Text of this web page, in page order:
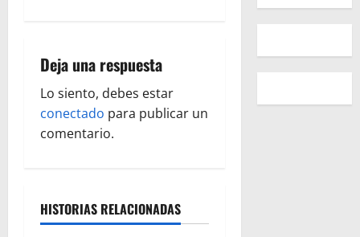
i
ó
n
d
e
Deja una respuesta
Lo siento, debes estar
conectado para publicar un
comentario.
HISTORIAS RELACIONADAS